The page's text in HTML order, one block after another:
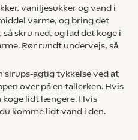
vaniljesukker og vand i
varme, og bring det
så skru ned, og lad det koge i
Rør rundt undervejs, så
sirups-agtig tykkelse ved at
over på en tallerken. Hvis
koge lidt længere. Hvis
komme lidt vand i den.